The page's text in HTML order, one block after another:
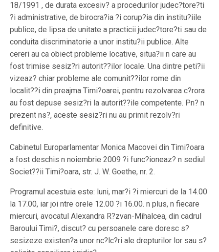
18/1991 , de durata excesiv? a procedurilor judec?tore?ti
?i administrative, de birocra?ia ?i corup?ia din institu?iile
publice, de lipsa de unitate a practicii judec?tore?ti sau de
conduita discriminatorie a unor institu?ii publice. Alte
cereri au ca obiect probleme locative, situa?ii n care au
fost trimise sesiz?ri autorit??ilor locale. Una dintre peti?ii
vizeaz? chiar probleme ale comunit??ilor rome din
localit??i din preajma Timi?oarei, pentru rezolvarea c?rora
au fost depuse sesiz?ri la autorit??ile competente. Pn? n
prezent ns?, aceste sesiz?ri nu au primit rezolv?ri
definitive.
Cabinetul Europarlamentar Monica Macovei din Timi?oara
a fost deschis n noiembrie 2009 ?i func?ioneaz? n sediul
Societ??ii Timi?oara, str. J. W. Goethe, nr. 2.
Programul acestuia este: luni, mar?i ?i miercuri de la 14.00
la 17.00, iar joi ntre orele 12.00 ?i 16.00. n plus, n fiecare
miercuri, avocatul Alexandra R?zvan-Mihalcea, din cadrul
Baroului Timi?, discut? cu persoanele care doresc s?
sesizeze existen?a unor nc?lc?ri ale drepturilor lor sau s?